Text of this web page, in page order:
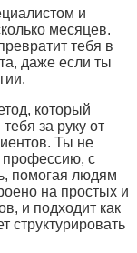
и
месяцев.
тебя в
даже если ты
который
за руку от
Ты не
профессию, с
помогая людям
на простых и
и подходит как
структурировать